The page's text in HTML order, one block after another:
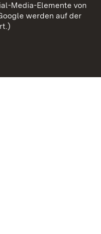
Media-Elemente von
werden auf der